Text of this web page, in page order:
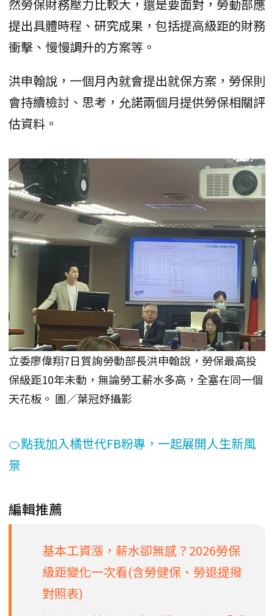
然勞保財務壓力比較大，還是要面對，勞動部應
提出具體時程、研究成果，包括提高級距的財務
衝擊、慢慢調升的方案等。
洪申翰說，一個月內就會提出就保方案，勞保則
會持續檢討、思考，允諾兩個月提供勞保相關評
估資料。
立委廖偉翔7日質詢勞動部長洪申翰說，勞保最高投
保級距10年未動，無論勞工薪水多高，全塞在同一個
天花板。 圖／葉冠妤攝影
🍊點我加入橘世代FB粉專，一起展開人生新風
景
編輯推薦
基本工資漲，薪水卻無感？2026勞保
級距變化一次看(含勞健保、勞退提撥
對照表)